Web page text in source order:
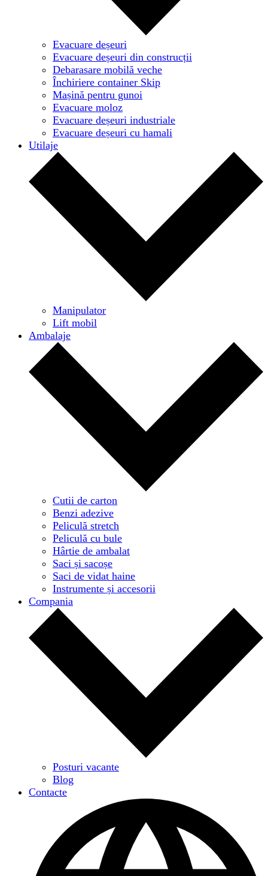
Evacuare deșeuri
Evacuare deșeuri din construcții
Debarasare mobilă veche
Închiriere container Skip
Mașină pentru gunoi
Evacuare moloz
Evacuare deșeuri industriale
Evacuare deșeuri cu hamali
Utilaje
Manipulator
Lift mobil
Ambalaje
Cutii de carton
Benzi adezive
Peliculă stretch
Peliculă cu bule
Hârtie de ambalat
Saci și sacoșe
Saci de vidat haine
Instrumente și accesorii
Compania
Posturi vacante
Blog
Contacte